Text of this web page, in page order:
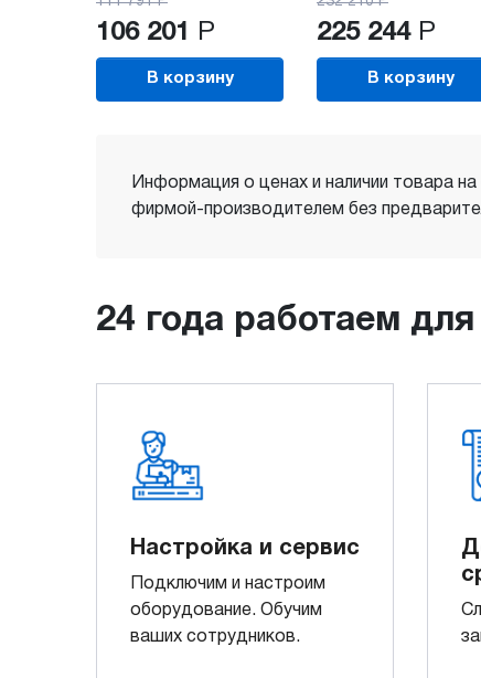
106 201 Р
В корзину
225 244 Р
В корзину
Информация о ценах и наличии товара
фирмой-производителем без
24 года работаем для
Настройка и сервис
Подключим и настроим
оборудование. Обучим
ваших сотрудников.